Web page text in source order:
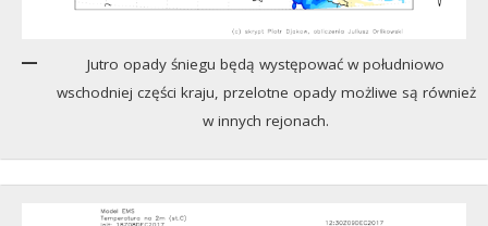
Jutro opady śniegu będą występować w południowo
wschodniej części kraju, przelotne opady możliwe są również
w innych rejonach.